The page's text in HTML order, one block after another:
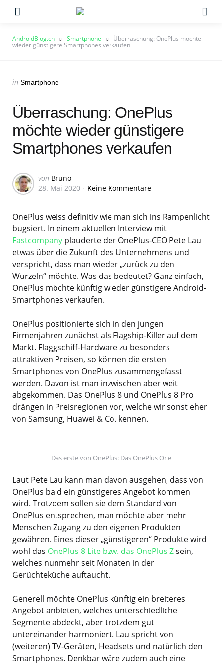
AndroidBlog.ch Smartphone Überraschung: OnePlus möchte
wieder günstigere Smartphones verkaufen
Categories
Posted
in Smartphone
Überraschung: OnePlus
möchte wieder günstigere
Smartphones verkaufen
Geschrieben
von
von Bruno
28. Mai 2020
Keine Kommentare
OnePlus weiss definitiv wie man sich ins Rampenlicht
bugsiert. In einem aktuellen Interview mit
Fastcompany plauderte der OnePlus-CEO Pete Lau
etwas über die Zukunft des Unternehmens und
verspricht, dass man wieder „zurück zu den
Wurzeln“ möchte. Was das bedeutet? Ganz einfach,
OnePlus möchte künftig wieder günstigere Android-
Smartphones verkaufen.
OnePlus positionierte sich in den jungen
Firmenjahren zunächst als Flagship-Killer auf dem
Markt. Flaggschiff-Hardware zu besonders
attraktiven Preisen, so können die ersten
Smartphones von OnePlus zusammengefasst
werden. Davon ist man inzwischen aber weit
abgekommen. Das OnePlus 8 und OnePlus 8 Pro
drängen in Preisregionen vor, welche wir sonst eher
von Samsung, Huawei & Co. kennen.
Das erste von OnePlus: Das OnePlus One
Laut Pete Lau kann man davon ausgehen, dass von
OnePlus bald ein günstigeres Angebot kommen
wird. Trotzdem sollen sie dem Standard von
OnePlus entsprechen, man möchte aber mehr
Menschen Zugang zu den eigenen Produkten
gewähren. Eines dieser „günstigeren“ Produkte wird
wohl das OnePlus 8 Lite bzw. das OnePlus Zsein,
welches nunmehr seit Monaten in der
Gerüchteküche auftaucht.
Generell möchte OnePlus künftig ein breiteres
Angebot anbieten, welches unterschiedliche
Segmente abdeckt, aber trotzdem gut
untereinander harmoniert. Lau spricht von
(weiteren) TV-Geräten, Headsets und natürlich den
Smartphones. Denkbar wäre zudem auch eine